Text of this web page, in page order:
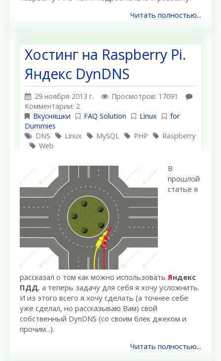
Читать полностью...
Хостинг на Raspberry Pi.
Яндекс DynDNS
29 ноября 2013 г.
Просмотров: 17691
Комментарии: 2
Вкусняшки
FAQ Solution Linux
for
Dummies
DNS
Linux MySQL PHP
Raspberry
Web
В
прошлой
статье я
рассказал о том как можно использовать Яндекс
ПДД, а теперь задачу для себя я хочу усложнить.
И из этого всего я хочу сделать (а точнее себе
уже сделал, но рассказываю Вам) свой
собственный DynDNS (со своим блек джеком и
прочим...).
Читать полностью...